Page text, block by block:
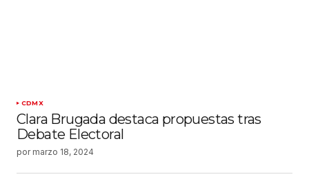
CDMX
Clara Brugada destaca propuestas tras
Debate Electoral
por marzo 18, 2024